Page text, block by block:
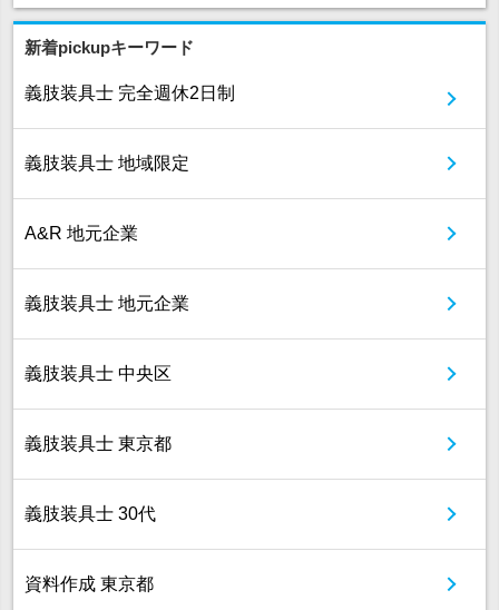
新着pickupキーワード
義肢装具士 完全週休2日制
義肢装具士 地域限定
A&R 地元企業
義肢装具士 地元企業
義肢装具士 中央区
義肢装具士 東京都
義肢装具士 30代
資料作成 東京都